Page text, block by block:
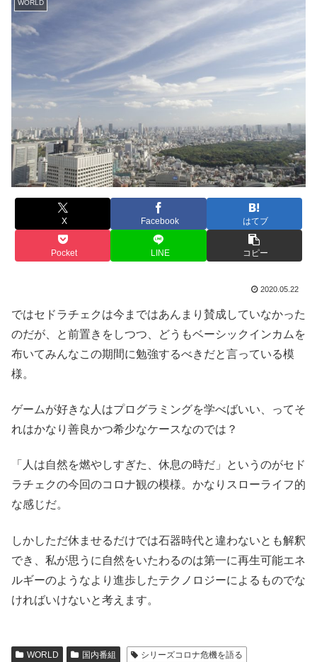
WORLD
X Facebook はてブ
Pocket LINE コピー
2020.05.22
ではセドラチェクは今まではあんまり賛成していなかった
のだが、と前置きをしつつ、どうもベーシックインカムを
布いてみんなこの期間に勉強するべきだと言っている模
様。
ゲームが好きな人はプログラミングを学べばいい、ってそ
れはかなり善良かつ希少なケースなのでは？
「人は自然を燃やしすぎた、休息の時だ」というのがセド
ラチェクの今回のコロナ観の模様。かなりスローライフ的
な感じだ。
しかしただ休ませるだけでは石器時代と違わないとも解釈
でき、私が思うに自然をいたわるのは第一に再生可能エネ
ルギーのようなより進歩したテクノロジーによるものでな
ければいけないと考えます。
WORLD 国内番組
シリーズコロナ危機を語る